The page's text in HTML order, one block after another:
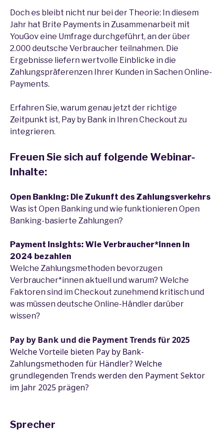
Doch es bleibt nicht nur bei der Theorie: In diesem
Jahr hat Brite Payments in Zusammenarbeit mit
YouGov eine Umfrage durchgeführt, an der über
2.000 deutsche Verbraucher teilnahmen. Die
Ergebnisse liefern wertvolle Einblicke in die
Zahlungspräferenzen Ihrer Kunden in Sachen Online-
Payments.
Erfahren Sie, warum genau jetzt der richtige
Zeitpunkt ist, Pay by Bank in Ihren Checkout zu
integrieren.
Freuen Sie sich auf folgende Webinar-
Inhalte:
Open Banking: Die Zukunft des Zahlungsverkehrs
Was ist Open Banking und wie funktionieren Open
Banking-basierte Zahlungen?
Payment Insights: Wie Verbraucher*innen in
2024 bezahlen
Welche Zahlungsmethoden bevorzugen
Verbraucher*innen aktuell und warum? Welche
Faktoren sind im Checkout zunehmend kritisch und
was müssen deutsche Online-Händler darüber
wissen?
Pay by Bank und die Payment Trends für 2025
Welche Vorteile bieten Pay by Bank-
Zahlungsmethoden für Händler? Welche
grundlegenden Trends werden den Payment Sektor
im Jahr 2025 prägen?
Sprecher